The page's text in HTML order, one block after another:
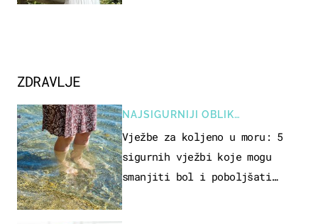
ZDRAVLJE
NAJSIGURNIJI OBLIK
REKREACIJE
Vježbe za koljeno u moru: 5
sigurnih vježbi koje mogu
smanjiti bol i poboljšati